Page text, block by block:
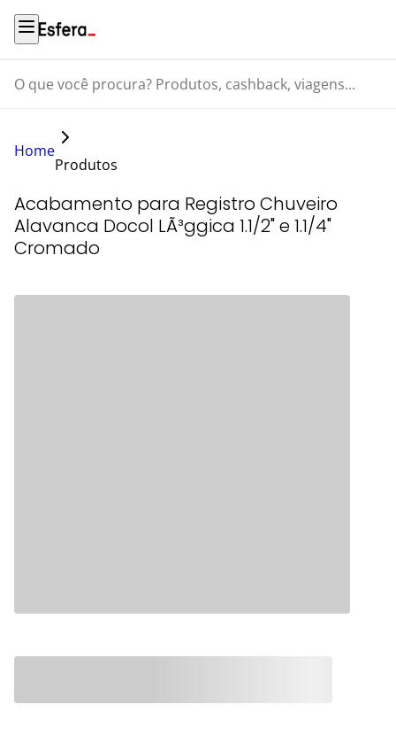
O que você procura? Produtos, cashback, viagens...
Home
Produtos
Acabamento para Registro Chuveiro
Alavanca Docol LÃ³ggica 1.1/2" e 1.1/4"
Cromado